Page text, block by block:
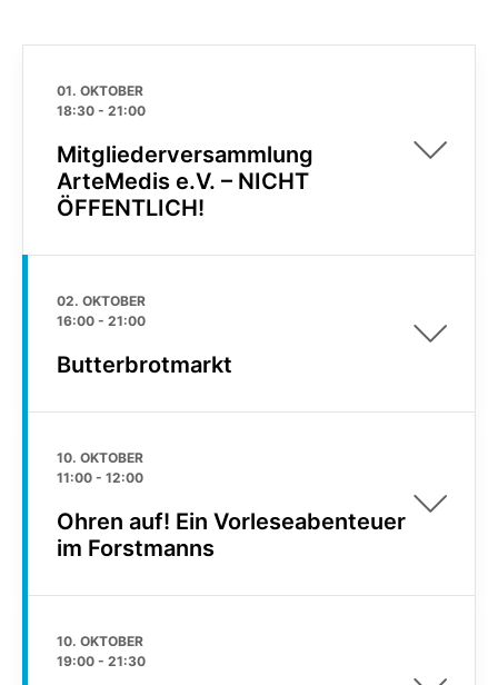
01. OKTOBER
18:30 - 21:00
Mitgliederversammlung
ArteMedis e.V. – NICHT
ÖFFENTLICH!
02. OKTOBER
16:00 - 21:00
Butterbrotmarkt
10. OKTOBER
11:00 - 12:00
Ohren auf! Ein Vorleseabenteuer
im Forstmanns
10. OKTOBER
19:00 - 21:30